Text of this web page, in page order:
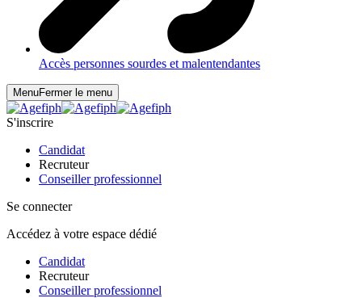
Accès personnes sourdes et malentendantes
MenuFermer le menu
S'inscrire
Candidat
Recruteur
Conseiller professionnel
Se connecter
Accédez à votre espace dédié
Candidat
Recruteur
Conseiller professionnel